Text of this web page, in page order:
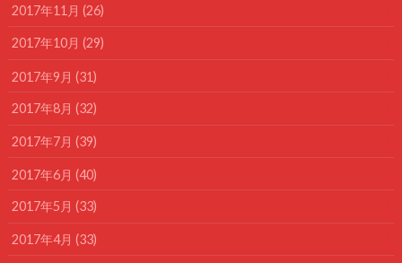
2017年11月 (26)
2017年10月 (29)
2017年9月 (31)
2017年8月 (32)
2017年7月 (39)
2017年6月 (40)
2017年5月 (33)
2017年4月 (33)